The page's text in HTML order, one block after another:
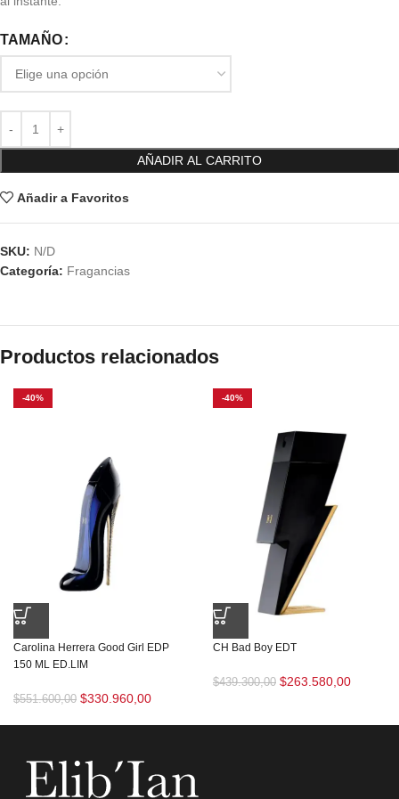
TAMAÑO
AÑADIR AL CARRITO
Añadir a Favoritos
SKU: N/D
Categoría: Fragancias
Productos relacionados
-40%
Carolina Herrera Good Girl EDP
150 ML ED.LIM
$551.600,00 $330.960,00
-40%
CH Bad Boy EDT
$439.300,00 $263.580,00